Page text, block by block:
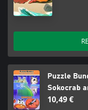
Puzzle
Sokocrab
10,49 €